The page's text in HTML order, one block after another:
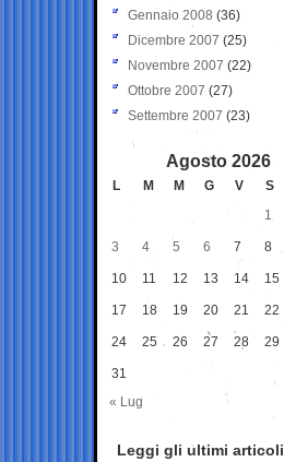
Gennaio 2008 (36)
Dicembre 2007 (25)
Novembre 2007 (22)
Ottobre 2007 (27)
Settembre 2007 (23)
Agosto 2026
L M M G V S
1
3 4 5 6 7 8
10 11 12 13 14 15
17 18 19 20 21 22
24 25 26 27 28 29
31
« Lug
Leggi gli ultimi articoli